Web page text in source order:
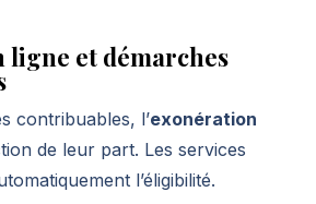
ligne et démarches
contribuables, l’exonération
de leur part. Les services
l’éligibilité.